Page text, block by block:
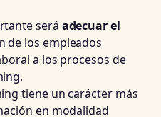
será adecuar el
de los empleados
a los procesos de
tiene un carácter más
en modalidad